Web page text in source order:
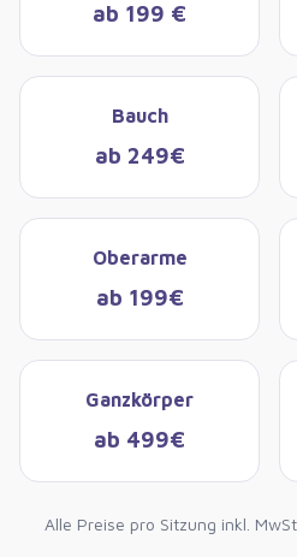
ab 199 €
Bauch
ab 249€
Oberarme
ab 199€
Ganzkörper
ab 499€
Alle Preise pro Sitzung inkl.